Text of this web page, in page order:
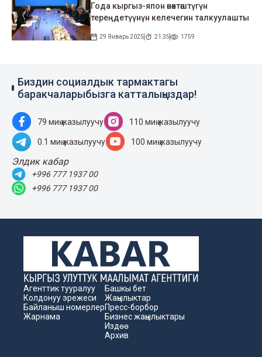
Года кыргыз-япон өнөктөштүгүн
тереңдетүүнүн келечегин талкуулашты
29 Январь 2025 21:35 1759
Биздин социалдык тармактагы
баракчаларыбызга катталыңыздар!
79 миң жазылуучу 110 миң жазылуучу
0.1 миң жазылуучу 100 миң жазылуучу
Элдик кабар
+996 777 1937 00
+996 777 1937 00
Агенттик тууралуу
Колдонуу эрежеси
Байланыш номерлер
Жарнама
Башкы бет
Жаңылыктар
Пресс-борбор
Бизнес жаңылыктары
Издөө
Архив